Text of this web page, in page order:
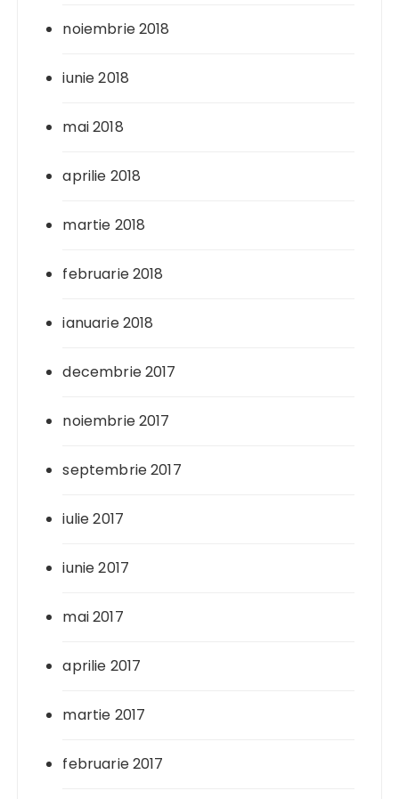
noiembrie 2018
iunie 2018
mai 2018
aprilie 2018
martie 2018
februarie 2018
ianuarie 2018
decembrie 2017
noiembrie 2017
septembrie 2017
iulie 2017
iunie 2017
mai 2017
aprilie 2017
martie 2017
februarie 2017